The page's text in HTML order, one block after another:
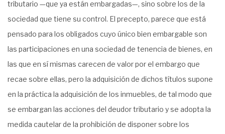
tributario —que ya están embargadas—, sino sobre los de la
sociedad que tiene su control. El precepto, parece que está
pensado para los obligados cuyo único bien embargable son
las participaciones en una sociedad de tenencia de bienes, en
las que en sí mismas carecen de valor por el embargo que
recae sobre ellas, pero la adquisición de dichos títulos supone
en la práctica la adquisición de los inmuebles, de tal modo que
se embargan las acciones del deudor tributario y se adopta la
medida cautelar de la prohibición de disponer sobre los